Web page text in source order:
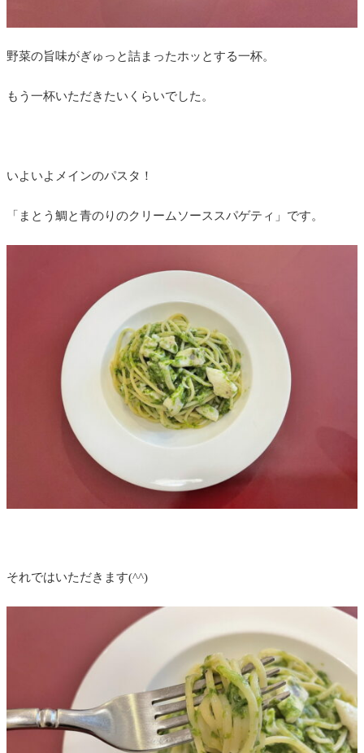
野菜の旨味がぎゅっと詰まったホッとする一杯。
もう一杯いただきたいくらいでした。
いよいよメインのパスタ！
「まとう鯛と青のりのクリームソーススパゲティ」です。
それではいただきます(^^)